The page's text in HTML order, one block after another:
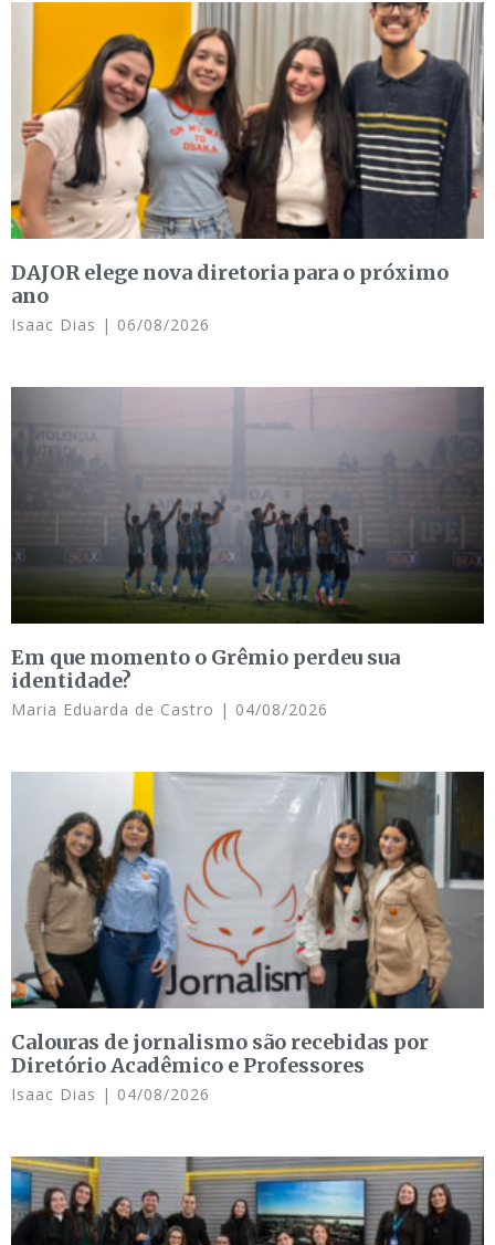
DAJOR elege nova diretoria para o próximo
ano
Isaac Dias 06/08/2026
Em que momento o Grêmio perdeu sua
identidade?
Maria Eduarda de Castro 04/08/2026
Calouras de jornalismo são recebidas por
Diretório Acadêmico e Professores
Isaac Dias 04/08/2026